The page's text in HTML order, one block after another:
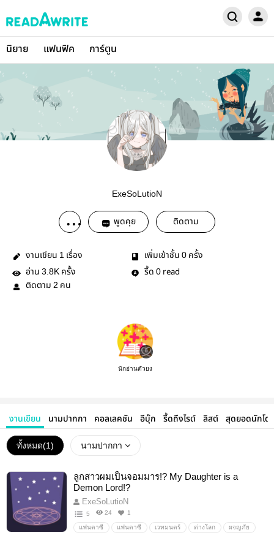
นิยาย แฟนฟิค การ์ตูน
ExeSoLutioN
พูดคุย ติดตาม
งานเขียน 1 เรื่อง เพิ่มเข้าชั้น 0 ครั้ง
อ่าน 3.8K ครั้ง รี้ด 0 read
ติดตาม 2 คน
นักอ่านตัวยง
งานเขียน นามปากกา คอลเลคชัน อีบุ๊ก รี้ดถึงไรต์ ลิสต์ สุดยอดนักโด
ทั้งหมด(1) นามปากกา
ลูกสาวผมเป็นจอมมาร!? My Daughter is a
Demon Lord!?
ExeSoLutioN
5 24 1
แฟนตาซี แฟนตาซี เวทมนตร์ ต่างโลก ผจญภัย